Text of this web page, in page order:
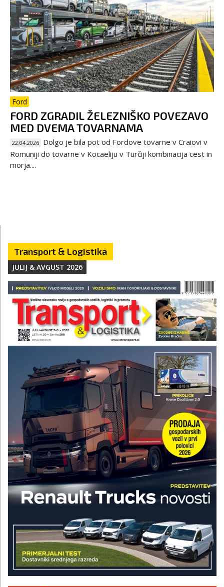
Ford
FORD ZGRADIL ŽELEZNIŠKO POVEZAVO
MED DVEMA TOVARNAMA
22.04.2026 Dolgo je bila pot od Fordove tovarne v Craiovi v
Romuniji do tovarne v Kocaeliju v Turčiji kombinacija cest in
morja....
Transport & Logistika
JULIJ & AVGUST 2026